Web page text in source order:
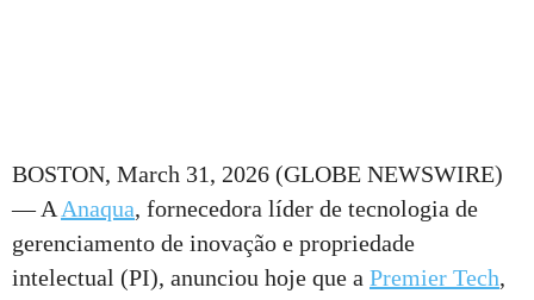
BOSTON, March 31, 2026 (GLOBE NEWSWIRE)
— A Anaqua, fornecedora líder de tecnologia de
gerenciamento de inovação e propriedade
intelectual (PI), anunciou hoje que a Premier Tech,